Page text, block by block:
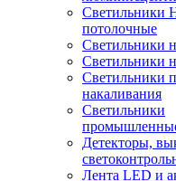
Светильники
потолочные
Светильники
Светильники
Светильники
накаливания
Светильники
Детекторы,
Лента LED и